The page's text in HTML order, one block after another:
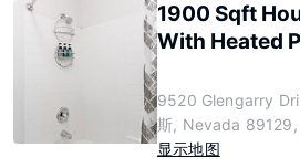
1900 Sqft
With Heated
9520 Glengarry
斯, Nevada 89129,
显示地图